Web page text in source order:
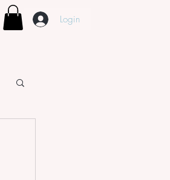
Login